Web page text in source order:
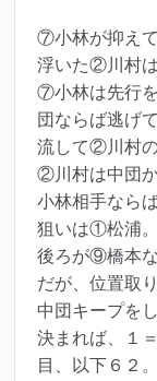
⑦小林が抑え
浮いた②川村は
⑦小林は先行
団ならば逃げ
流して②川村の
②川村は中団
小林相手なら
狙いは①松浦。
後ろが⑨橋本な
だが、位置取
中団キープを
決まれば、１
目、以下６２。